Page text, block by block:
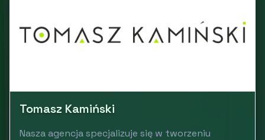
Tomasz Kamiński
Nasza agencja specjalizuje się w tworzeniu